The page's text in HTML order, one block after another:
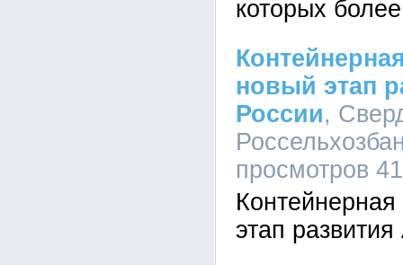
которых
новый этап
России,
просмотров
Контейнерная
этап